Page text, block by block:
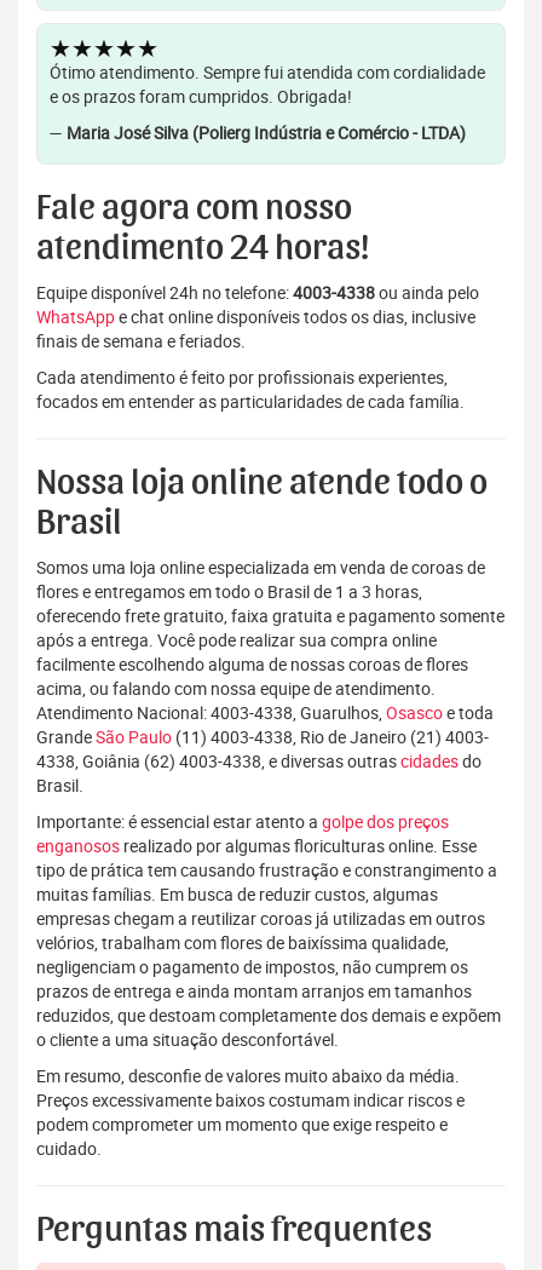
★★★★★
Ótimo atendimento. Sempre fui atendida com cordialidade
e os prazos foram cumpridos. Obrigada!
— Maria José Silva (Polierg Indústria e Comércio - LTDA)
Fale agora com nosso
atendimento 24 horas!
Equipe disponível 24h no telefone:4003-4338ou ainda pelo
WhatsAppe chat online disponíveis todos os dias, inclusive
finais de semana e feriados.
Cada atendimento é feito por profissionais experientes,
focados em entender as particularidades de cada família.
Nossa loja online atende todo o
Brasil
Somos uma loja online especializada em venda de coroas de
flores e entregamos em todo o Brasil de 1 a 3 horas,
oferecendo frete gratuito, faixa gratuita e pagamento somente
após a entrega. Você pode realizar sua compra online
facilmente escolhendo alguma de nossas coroas de flores
acima, ou falando com nossa equipe de atendimento.
Atendimento Nacional: 4003-4338, Guarulhos, Osascoe toda
GrandeSão Paulo (11) 4003-4338, Rio de Janeiro (21) 4003-
4338, Goiânia (62) 4003-4338, e diversas outrascidadesdo
Brasil.
Importante: é essencial estar atento a golpe dos preços
enganosos realizado por algumas floriculturas online. Esse
tipo de prática tem causando frustração e constrangimento a
muitas famílias. Em busca de reduzir custos, algumas
empresas chegam a reutilizar coroas já utilizadas em outros
velórios, trabalham com flores de baixíssima qualidade,
negligenciam o pagamento de impostos, não cumprem os
prazos de entrega e ainda montam arranjos em tamanhos
reduzidos, que destoam completamente dos demais e expõem
o cliente a uma situação desconfortável.
Em resumo, desconfie de valores muito abaixo da média.
Preços excessivamente baixos costumam indicar riscos e
podem comprometer um momento que exige respeito e
cuidado.
Perguntas mais frequentes